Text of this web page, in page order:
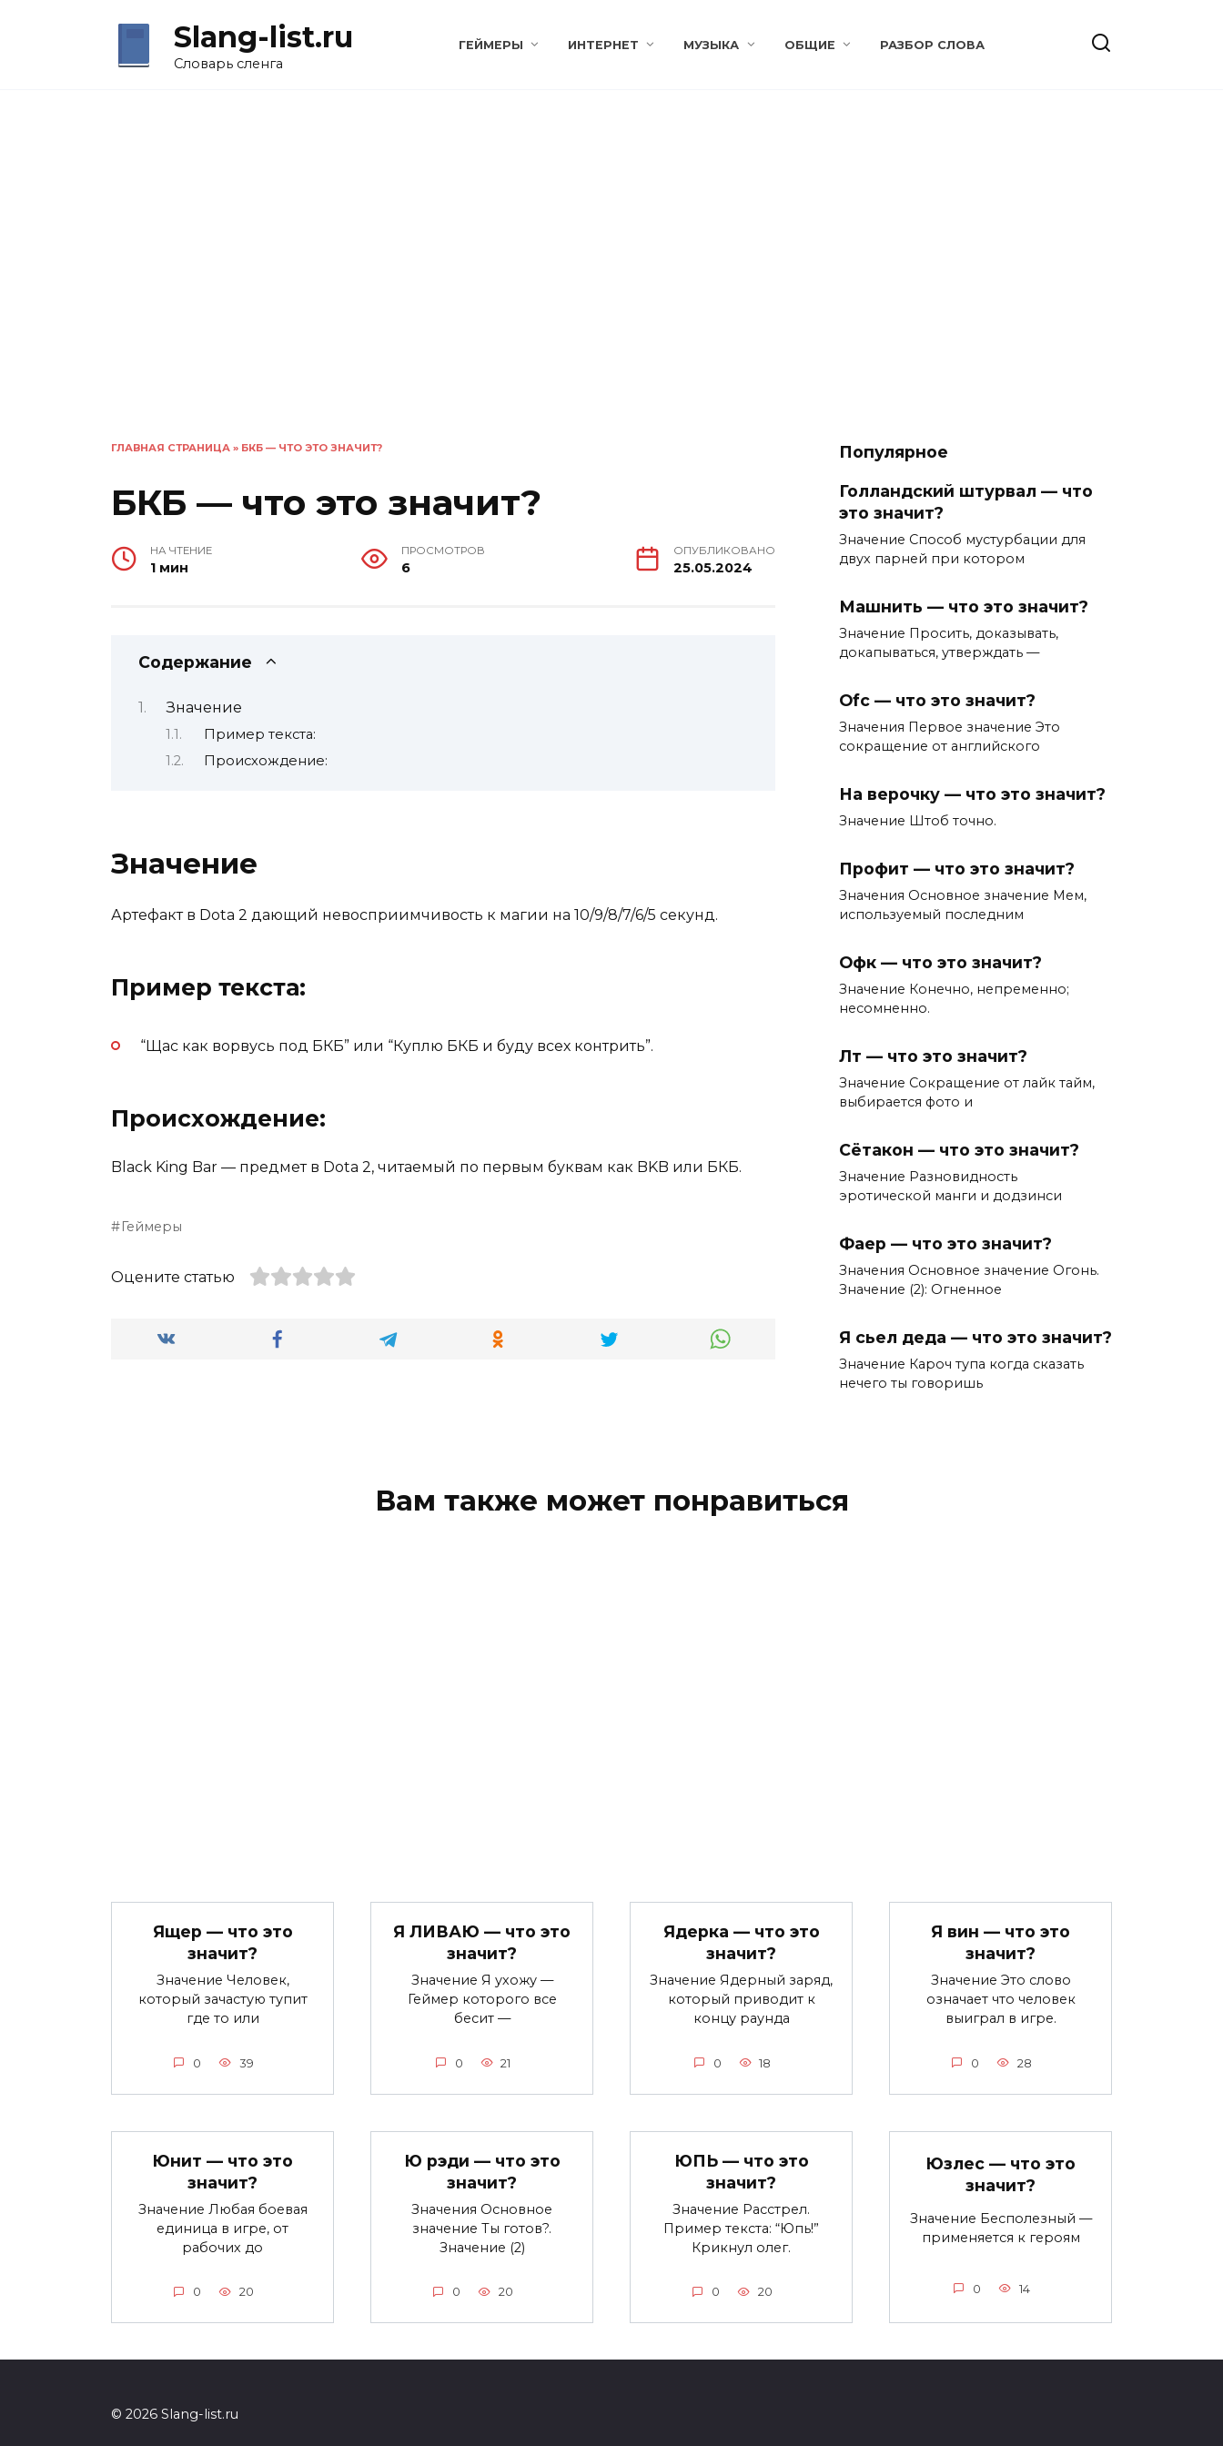
Slang-list.ru
Словарь сленга
ГЕЙМЕРЫ ИНТЕРНЕТ МУЗЫКА ОБЩИЕ РАЗБОР СЛОВА
ГЛАВНАЯ СТРАНИЦА » БКБ — ЧТО ЭТО ЗНАЧИТ?
БКБ — что это значит?
НА ЧТЕНИЕ
1 мин
ПРОСМОТРОВ
6
ОПУБЛИКОВАНО
25.05.2024
Содержание
Значение
Пример текста:
Происхождение:
Значение
Артефакт в Dota 2 дающий невосприимчивость к магии на 10/9/8/7/6/5 секунд.
Пример текста:
“Щас как ворвусь под БКБ” или “Куплю БКБ и буду всех контрить”.
Происхождение:
Black King Bar — предмет в Dota 2, читаемый по первым буквам как BKB или БКБ.
Геймеры
Оцените статью
Популярное
Голландский штурвал — что
это значит?
Значение Способ мустурбации для
двух парней при котором
Машнить — что это значит?
Значение Просить, доказывать,
докапываться, утверждать —
Ofc — что это значит?
Значения Первое значение Это
сокращение от английского
На верочку — что это значит?
Значение Штоб точно.
Профит — что это значит?
Значения Основное значение Мем,
используемый последним
Офк — что это значит?
Значение Конечно, непременно;
несомненно.
Лт — что это значит?
Значение Сокращение от лайк тайм,
выбирается фото и
Сётакон — что это значит?
Значение Разновидность
эротической манги и додзинси
Фаер — что это значит?
Значения Основное значение Огонь.
Значение (2): Огненное
Я сьел деда — что это значит?
Значение Кароч тупа когда сказать
нечего ты говоришь
Вам также может понравиться
Ящер — что это
значит?
Значение Человек,
который зачастую тупит
где то или
0 39
Я ЛИВАЮ — что это
значит?
Значение Я ухожу —
Геймер которого все
бесит —
0 21
Ядерка — что это
значит?
Значение Ядерный заряд,
который приводит к
концу раунда
0 18
Я вин — что это
значит?
Значение Это слово
означает что человек
выиграл в игре.
0 28
Юнит — что это
значит?
Значение Любая боевая
единица в игре, от
рабочих до
0 20
Ю рэди — что это
значит?
Значения Основное
значение Ты готов?.
Значение (2)
0 20
ЮПЬ — что это
значит?
Значение Расстрел.
Пример текста: “Юпь!”
Крикнул олег.
0 20
Юзлес — что это
значит?
Значение Бесполезный —
применяется к героям
0 14
© 2026 Slang-list.ru